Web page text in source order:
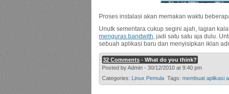
Proses instalasi akan memakan waktu
Unutk sementara cukup segini ajah, lagian
menguras bandwith, jadi satu satu aja dulu.
sebuah aplikasi baru dan menyisipkan iklan
32 Comments - What do you think?
Posted by Admin - 30/12/2010 at 9:40 pm
Categories: Linux Pemula Tags: membuat aplikasi